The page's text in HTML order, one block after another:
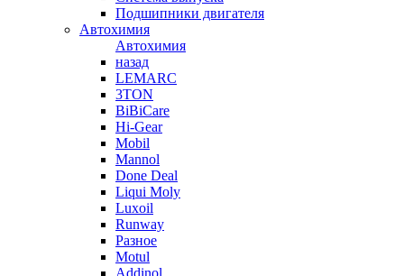
Подшипники двигателя
Автохимия
Автохимия
назад
LEMARC
3TON
BiBiCare
Hi-Gear
Mobil
Mannol
Done Deal
Liqui Moly
Luxoil
Runway
Разное
Motul
Addinol